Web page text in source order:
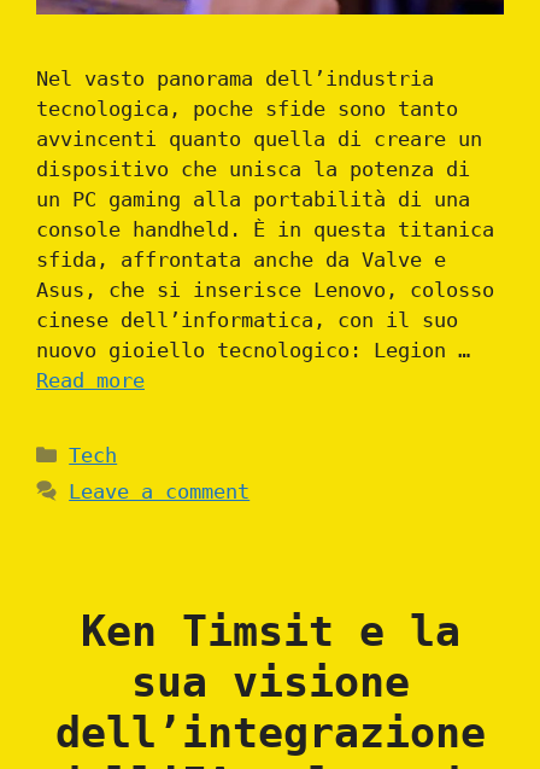
Nel vasto panorama dell’industria
tecnologica, poche sfide sono tanto
avvincenti quanto quella di creare un
dispositivo che unisca la potenza di
un PC gaming alla portabilità di una
console handheld. È in questa titanica
sfida, affrontata anche da Valve e
Asus, che si inserisce Lenovo, colosso
cinese dell’informatica, con il suo
nuovo gioiello tecnologico: Legion …
Read more
Categories
Tech
Leave a comment
Ken Timsit e la
sua visione
dell’integrazione